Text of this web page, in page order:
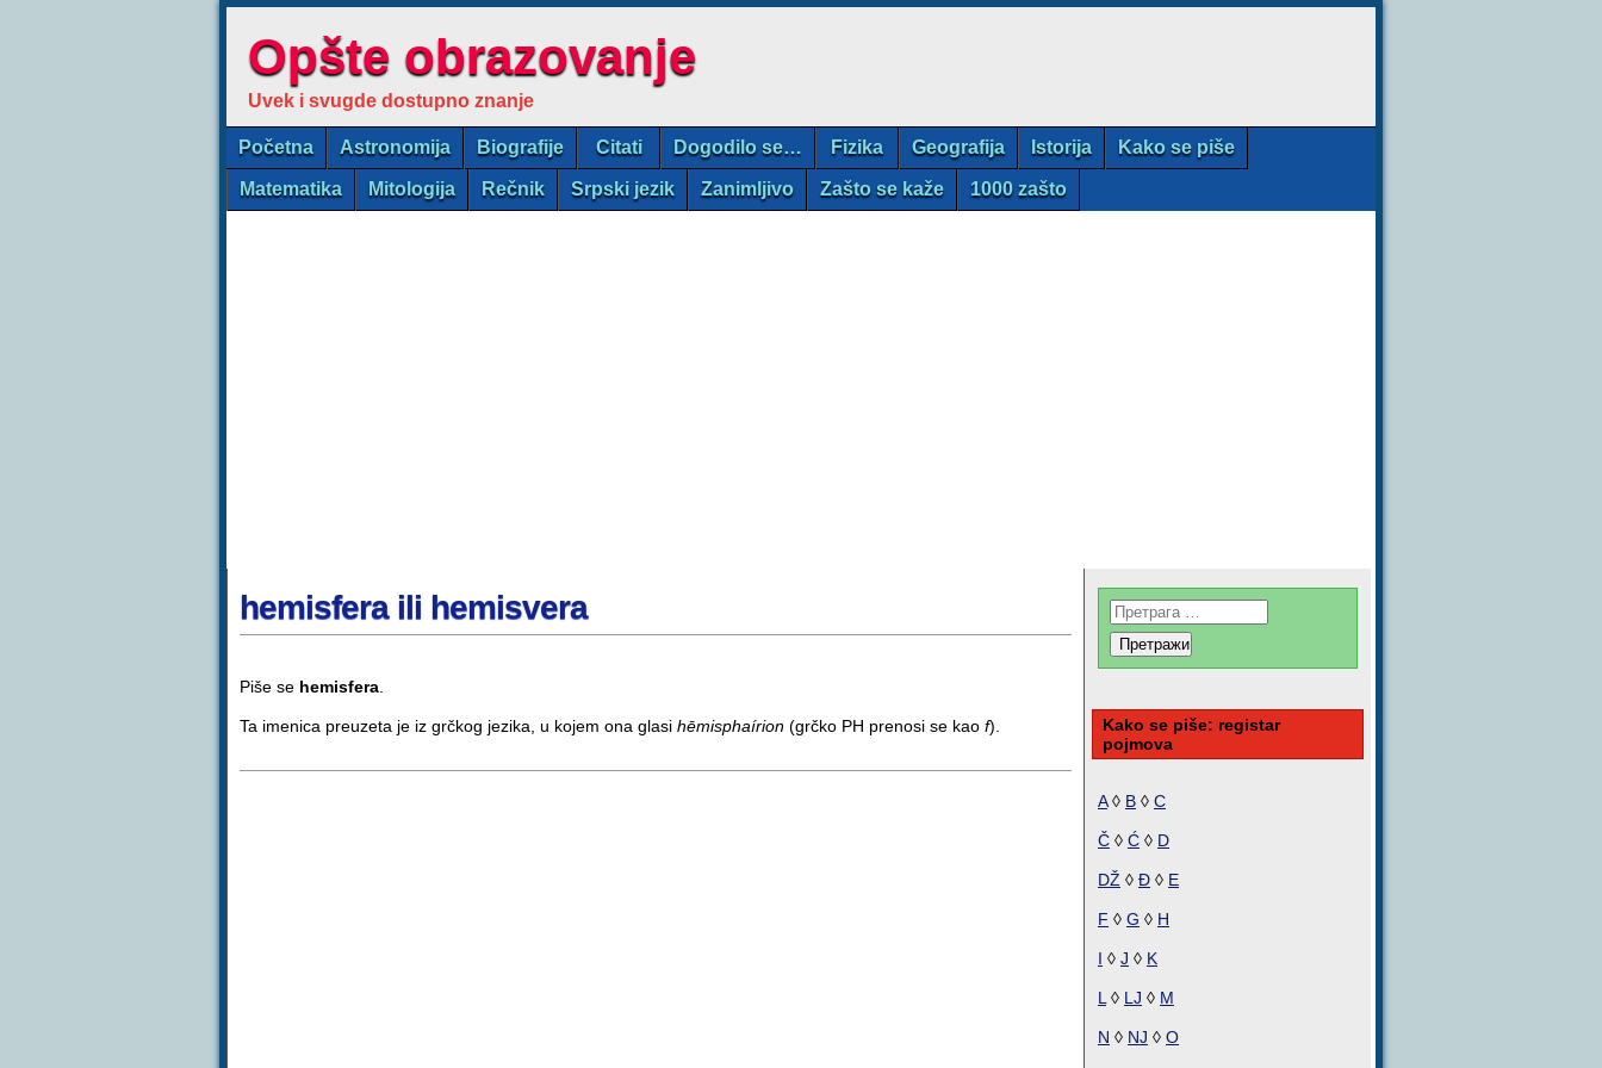
Opšte obrazovanje
Uvek i svugde dostupno znanje
Početna Astronomija Biografije Citati Dogodilo se… Fizika Geografija Istorija Kako se piše
Matematika Mitologija Rečnik Srpski jezik Zanimljivo Zašto se kaže 1000 zašto
hemisfera ili hemisvera
Piše se hemisfera
Ta imenica preuzeta je iz grčkog jezika, u kojem ona glasi hēmisphaírion (grčko PH prenosi se kao f).
Kako se piše: registar
pojmova
A◊ B ◊ C
Č ◊ Ć ◊ D
DŽ ◊ Đ ◊ E
F ◊ G ◊ H
I ◊ J ◊ K
L ◊ LJ ◊ M
N ◊ NJ ◊ O